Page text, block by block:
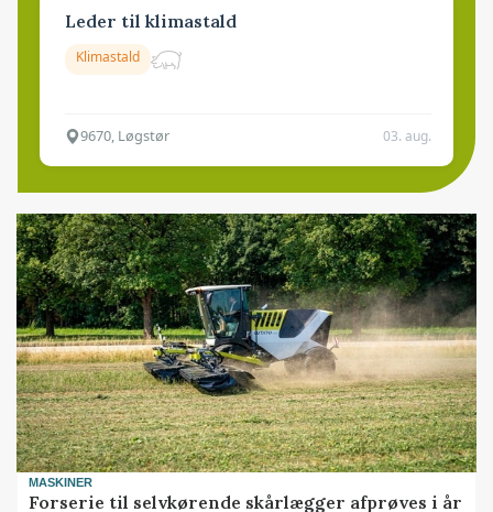
Leder til klimastald
Klimastald
9670, Løgstør 03. aug.
MASKINER
Forserie til selvkørende skårlægger afprøves i år